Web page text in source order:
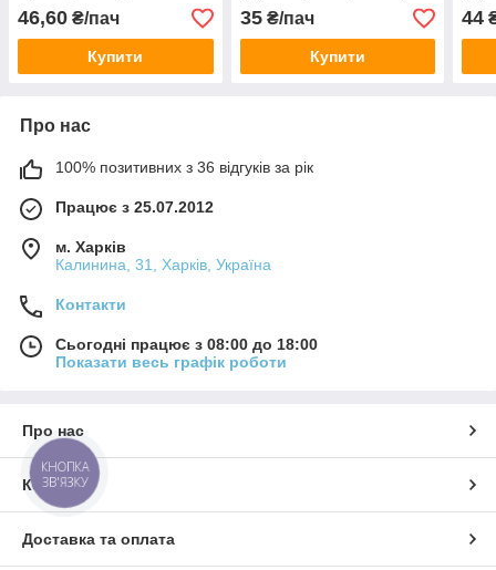
46,60 ₴/пач
Купити
35₴/пач
Купити
44
Про нас
100% позитивних з 36 відгуків за рік
Працює з 25.07.2012
м. Харків
Калинина, 31, Харків, Україна
Контакти
Сьогодні працює з 08:00 до 18:00
Показати весь графік роботи
Про нас
Контакти
Доставка та оплата
КНОПКА
ЗВ'ЯЗКУ